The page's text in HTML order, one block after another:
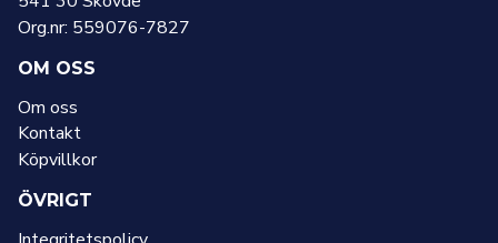
Org.nr: 559076-7827
OM OSS
Om oss
Kontakt
Köpvillkor
ÖVRIGT